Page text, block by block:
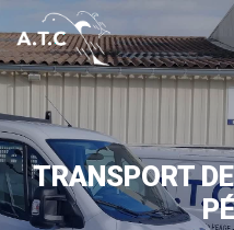
TRANSPORT
Panneau de gestion des